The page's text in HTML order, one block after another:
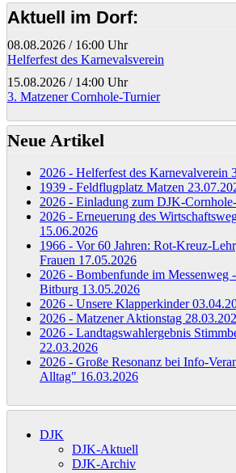
Aktuell im Dorf:
08.08.2026 / 16:00 Uhr
Helferfest des Karnevalsverein
15.08.2026 / 14:00 Uhr
3. Matzener Cornhole-Turnier
Neue Artikel
2026 - Helferfest des Karnevalverein
1939 - Feldflugplatz Matzen
2026 - Einladung zum DJK-
2026 - Erneuerung des
15.06.2026
1966 - Vor 60 Jahren: Rot-Kreuz-
Frauen 17.05.2026
2026 - Bombenfunde im Messenweg
Bitburg 13.05.2026
2026 - Unsere Klapperkinder
2026 - Matzener Aktionstag
2026 - Landtagswahlergebnis
22.03.2026
2026 - Große Resonanz bei Info-
Alltag" 16.03.2026
DJK
DJK-Aktuell
DJK-Archiv